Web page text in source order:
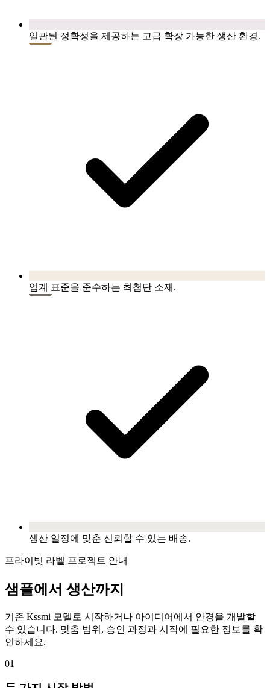
일관된 정확성을 제공하는 고급 확장 가능한 생산 환경.
업계 표준을 준수하는 최첨단 소재.
생산 일정에 맞춘 신뢰할 수 있는 배송.
프라이빗 라벨 프로젝트 안내
샘플에서 생산까지
기존 Kssmi 모델로 시작하거나 아이디어에서 안경을 개발할
수 있습니다. 맞춤 범위, 승인 과정과 시작에 필요한 정보를 확
인하세요.
01